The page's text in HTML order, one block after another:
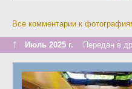
Все комментарии к
↑ Июль 2025 г. Передан в